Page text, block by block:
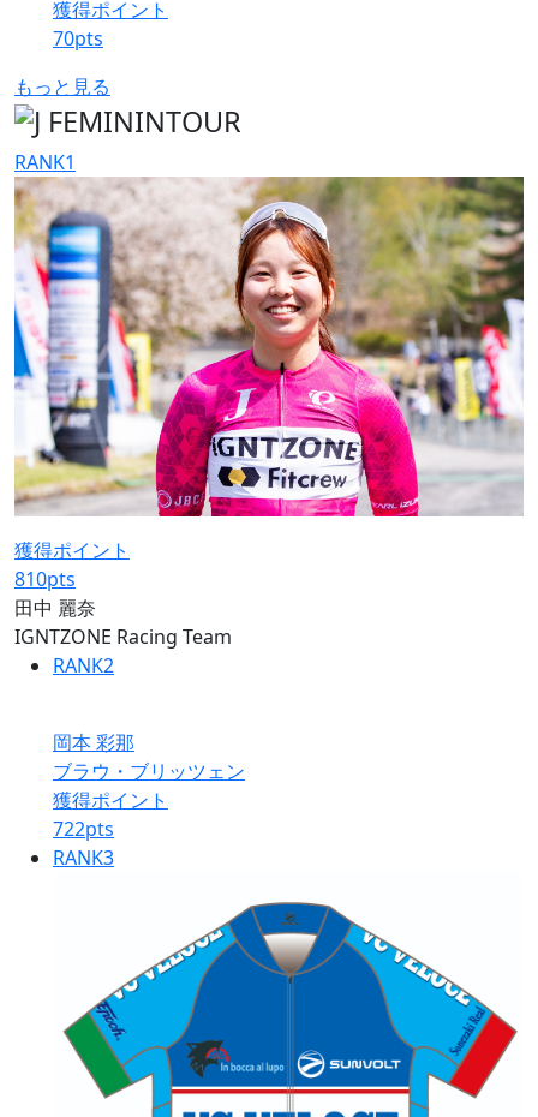
獲得ポイント
70pts
もっと見る
RANK1
獲得ポイント
810pts
田中 麗奈
IGNTZONE Racing Team
RANK2
岡本 彩那
ブラウ・ブリッツェン
獲得ポイント
722pts
RANK3